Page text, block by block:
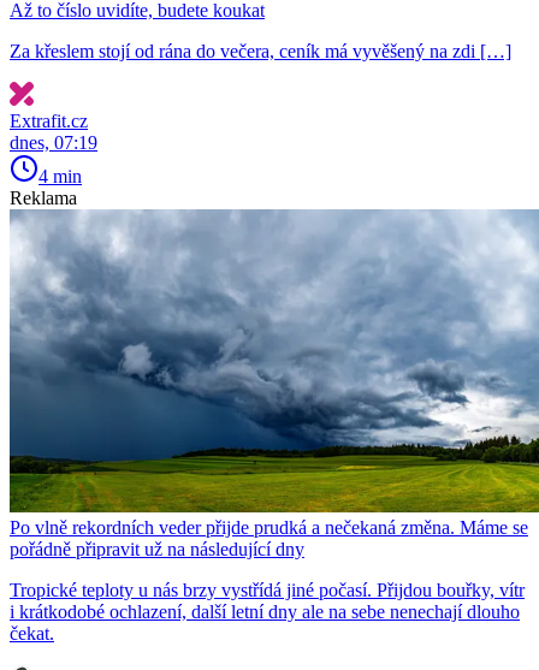
Až to číslo uvidíte, budete koukat
Za křeslem stojí od rána do večera, ceník má vyvěšený na zdi […]
Extrafit.cz
dnes, 07:19
4 min
Reklama
Po vlně rekordních veder přijde prudká a nečekaná změna. Máme se
pořádně připravit už na následující dny
Tropické teploty u nás brzy vystřídá jiné počasí. Přijdou bouřky, vítr
i krátkodobé ochlazení, další letní dny ale na sebe nenechají dlouho
čekat.